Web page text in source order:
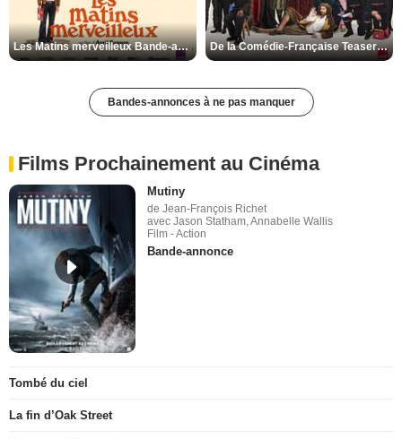
Les Matins merveilleux Bande-annonce VF De la Comédie-Française Teaser VF
Bandes-annonces à ne pas manquer
Films Prochainement au Cinéma
Mutiny
de Jean-François Richet
avec Jason Statham, Annabelle Wallis
Film - Action
Bande-annonce
Tombé du ciel
La fin d’Oak Street